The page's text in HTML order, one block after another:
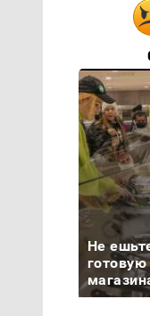
Не
готовую